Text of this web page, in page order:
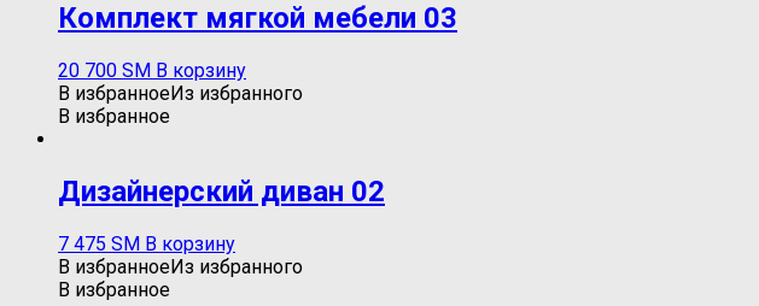
Комплект мягкой мебели 03
20 700 ЅМ В корзину
В избранноеИз избранного
В избранное
Дизайнерский диван 02
7 475 ЅМ В корзину
В избранноеИз избранного
В избранное